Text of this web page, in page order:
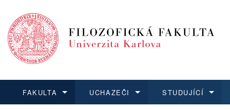
FAKULTA UCHAZEČI STUDUJÍCÍ